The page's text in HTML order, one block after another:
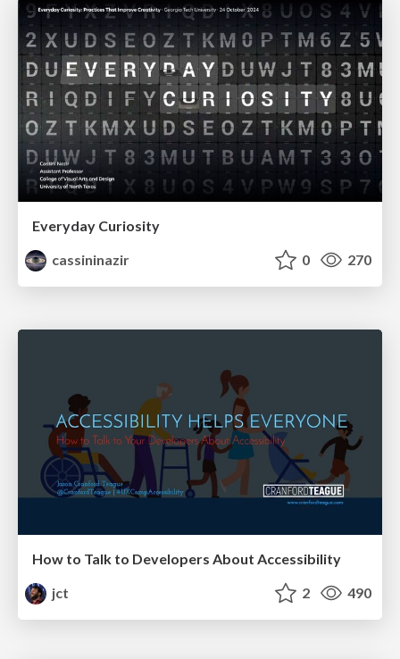
Everyday Curiosity
cassininazir
0 270
How to Talk to Developers About Accessibility
jct
2 490